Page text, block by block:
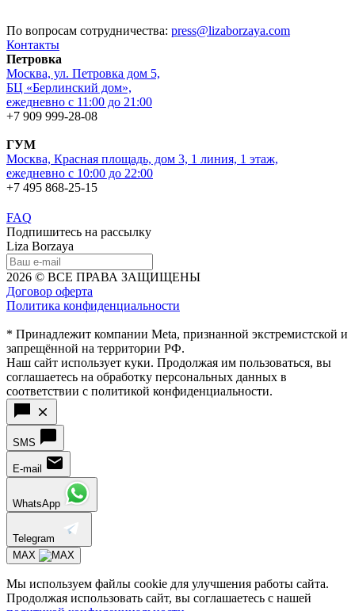
По вопросам сотрудничества: press@lizaborzaya.com
Контакты
Петровка
Москва, ул. Петровка дом 5,
БЦ «Берлинский дом»,
ежедневно с 11:00 до 21:00
+7 909 999-28-08
ГУМ
Москва, Красная площадь, дом 3, 1 линия, 1 этаж,
ежедневно с 10:00 до 22:00
+7 495 868-25-15
FAQ
Подпишитесь на рассылку
Liza Borzaya
2026 © ВСЕ ПРАВА ЗАЩИЩЕНЫ
Договор оферта
Политика конфиденциальности
* Принадлежит компании Meta, признанной экстремистской и
запрещённой на территории РФ.
Наш сайт использует куки. Продолжая им пользоваться, вы
соглашаетесь на обработку персональных данных в
соответствии с политикой конфиденциальности.
SMS
E-mail
WhatsApp
Telegram
MAX
Мы используем файлы cookie для улучшения работы сайта.
Продолжая использовать сайт, вы соглашаетесь с нашей